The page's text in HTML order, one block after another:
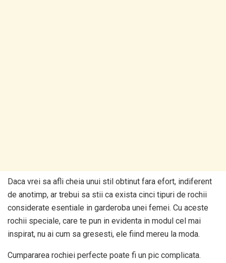
Daca vrei sa afli cheia unui stil obtinut fara efort, indiferent
de anotimp, ar trebui sa stii ca exista cinci tipuri de rochii
considerate esentiale in garderoba unei femei. Cu aceste
rochii speciale, care te pun in evidenta in modul cel mai
inspirat, nu ai cum sa gresesti, ele fiind mereu la moda.
Cumpararea rochiei perfecte poate fi un pic complicata.